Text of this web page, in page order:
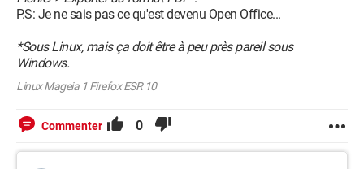
P.S: Je ne sais pas ce qu'est devenu Open Office...
*Sous Linux, mais ça doit être à peu près pareil sous
Windows.
Linux Mageia 1 Firefox ESR 10
Commenter 0